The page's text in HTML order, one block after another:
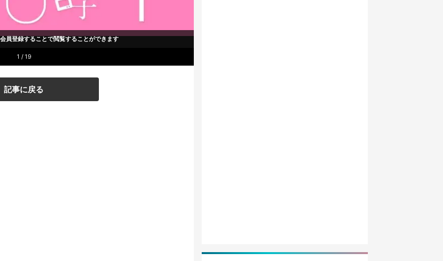
員登録することで閲覧することができます
1 / 19
記事に戻る